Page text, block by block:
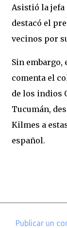
Asistió la jefa
destacó el
vecinos por
Sin embargo,
comenta el
de los indios
Tucumán,
Kilmes a
español.
Publicar un